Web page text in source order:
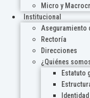
Micro y
Institucional
Aseguramiento
Rectoría
Direcciones
¿Quiénes
Estatuto